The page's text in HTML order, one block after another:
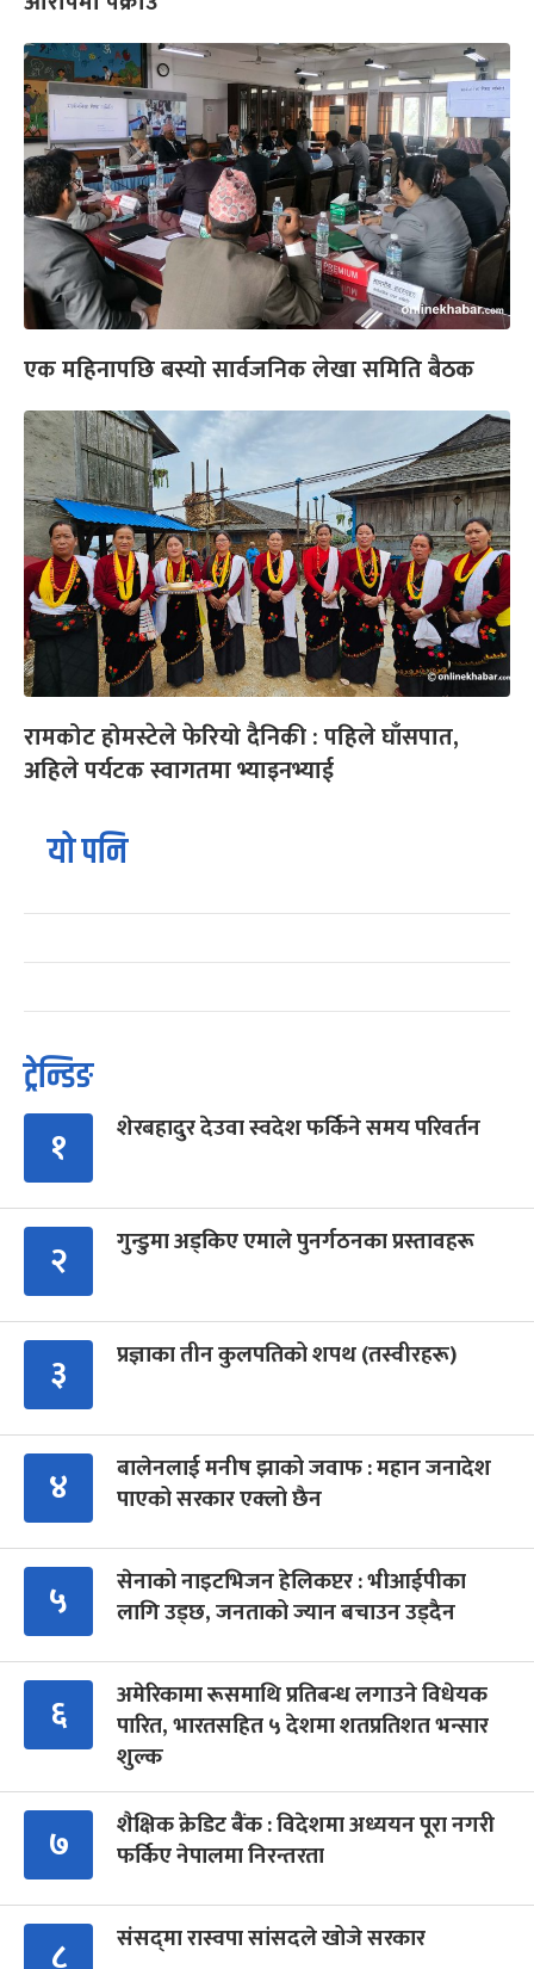
एक महिनापछि बस्यो सार्वजनिक लेखा समिति बैठक
रामकोट होमस्टेले फेरियो दैनिकी : पहिले घाँसपात,
अहिले पर्यटक स्वागतमा भ्याइनभ्याई
यो पनि
ट्रेन्डिङ
१ शेरबहादुर देउवा स्वदेश फर्किने समय परिवर्तन
२ गुन्डुमा अड्किए एमाले पुनर्गठनका प्रस्तावहरू
३ प्रज्ञाका तीन कुलपतिको शपथ (तस्वीरहरू)
४
बालेनलाई मनीष झाको जवाफ : महान जनादेश
पाएको सरकार एक्लो छैन
५
सेनाको नाइटभिजन हेलिकप्टर : भीआईपीका
लागि उड्छ, जनताको ज्यान बचाउन उड्दैन
६
अमेरिकामा रूसमाथि प्रतिबन्ध लगाउने विधेयक
पारित, भारतसहित ५ देशमा शतप्रतिशत भन्सार
शुल्क
७
शैक्षिक क्रेडिट बैंक : विदेशमा अध्ययन पूरा नगरी
फर्किए नेपालमा निरन्तरता
८ संसद्‍मा रास्वपा सांसदले खोजे सरकार